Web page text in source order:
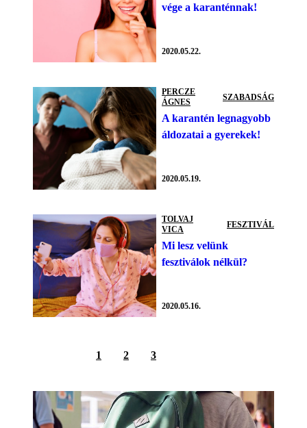
vége a karanténnak!
2020.05.22.
PERCZE
ÁGNES
SZABADSÁG
A karantén legnagyobb
áldozatai a gyerekek!
2020.05.19.
TOLVAJ
VICA
FESZTIVÁL
Mi lesz velünk
fesztiválok nélkül?
2020.05.16.
1 2 3